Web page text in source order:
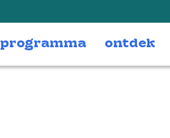
programma ontdek